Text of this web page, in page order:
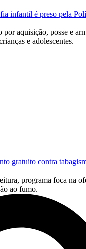
infantil é preso pela
aquisição, posse e
e adolescentes.
gratuito contra
programa foca na
ao fumo.